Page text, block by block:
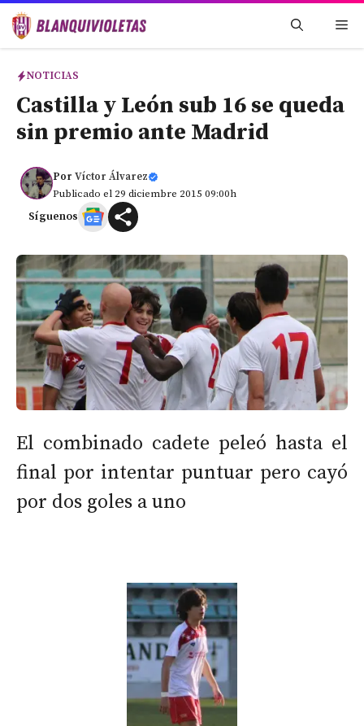
Saltar
NOTICIAS
Castilla y León sub 16 se queda
sin premio ante Madrid
Por Víctor Álvarez
Publicado el 29 diciembre 2015 09:00h
Síguenos
El combinado cadete peleó hasta el
final por intentar puntuar pero cayó
por dos goles a uno